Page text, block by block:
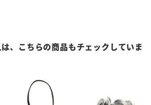
、こちらの商品もチェックしていま